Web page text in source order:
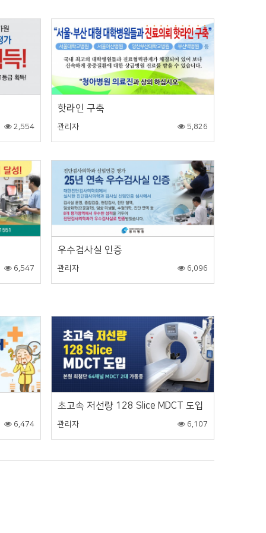
2,554
핫라인 구축
관리자 5,826
6,547
우수검사실 인증
관리자 6,096
6,474
초고속 저선량 128 Slice MDCT 도입
관리자 6,107